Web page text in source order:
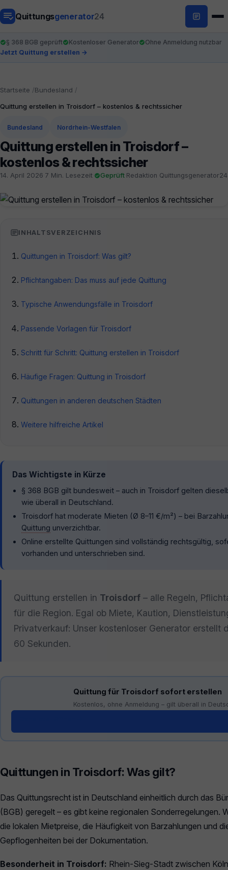
Quittungsgenerator24
§ 368 BGB geprüft Kostenloser Generator
Ohne Anmeldung nutzbar
Jetzt Quittung erstellen →
Startseite
Bundesland
Quittung erstellen in Troisdorf – kostenlos & rechtssicher
Bundesland Nordrhein-Westfalen
Quittung erstellen in Troisdorf –
kostenlos & rechtssicher
14. April 2026 7 Min. Lesezeit Geprüft Redaktion Quittungsgenerator24
INHALTSVERZEICHNIS
Quittungen in Troisdorf: Was gilt?
Pflichtangaben: Das muss auf jede Quittung
Typische Anwendungsfälle in Troisdorf
Passende Vorlagen für Troisdorf
Schritt für Schritt: Quittung erstellen in Troisdorf
Häufige Fragen: Quittung in Troisdorf
Quittungen in anderen deutschen Städten
Weitere hilfreiche Artikel
Das Wichtigste in Kürze
§ 368 BGB gilt bundesweit – auch in Troisdorf gelten
wie überall in Deutschland.
Troisdorf hat moderate Mieten (Ø 8–11 €/m²) – bei
Quittung unverzichtbar.
Online erstellte Quittungen sind vollständig rechtsgültig,
vorhanden und unterschrieben sind.
Quittung erstellen in Troisdorf – alle Regeln,
für die Region. Egal ob Miete, Kaution,
Privatverkauf: Unser kostenloser Generator erstellt
60 Sekunden.
Quittung für Troisdorf sofort erstellen
Kostenlos, ohne Anmeldung – gilt überall in
Quittungen in Troisdorf: Was gilt?
Das Quittungsrecht ist in Deutschland einheitlich durch das
(BGB) geregelt – es gibt keine regionalen Sonderregelungen.
die lokalen Mietpreise, die Häufigkeit von Barzahlungen und
Gepflogenheiten bei der Dokumentation.
Besonderheit in Troisdorf: Rhein-Sieg-Stadt zwischen